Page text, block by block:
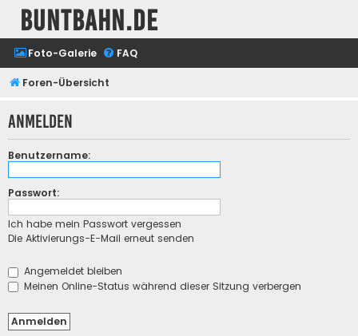
buntbahn.de
Foto-Galerie FAQ
Foren-Übersicht
Anmelden
Benutzername:
Passwort:
Ich habe mein Passwort vergessen
Die Aktivierungs-E-Mail erneut senden
Angemeldet bleiben
Meinen Online-Status während dieser Sitzung verbergen